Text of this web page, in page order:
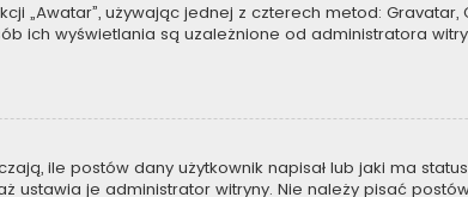
„Awatar”, używając jednej z czterech metod:
ich wyświetlania są uzależnione od administratora
ile postów dany użytkownik napisał lub jaki ma
ustawia je administrator witryny. Nie należy pisać